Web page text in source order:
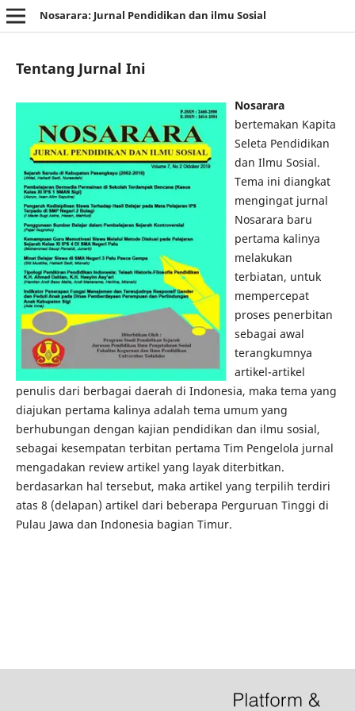
Nosarara: Jurnal Pendidikan dan ilmu Sosial
Tentang Jurnal Ini
Nosarara
bertemakan Kapita
Seleta Pendidikan
dan Ilmu Sosial.
Tema ini diangkat
mengingat jurnal
Nosarara baru
pertama kalinya
melakukan
terbiatan, untuk
mempercepat
proses penerbitan
sebagai awal
terangkumnya
artikel-artikel
penulis dari berbagai daerah di Indonesia, maka tema yang
diajukan pertama kalinya adalah tema umum yang
berhubungan dengan kajian pendidikan dan ilmu sosial,
sebagai kesempatan terbitan pertama Tim Pengelola jurnal
mengadakan review artikel yang layak diterbitkan.
berdasarkan hal tersebut, maka artikel yang terpilih terdiri
atas 8 (delapan) artikel dari beberapa Perguruan Tinggi di
Pulau Jawa dan Indonesia bagian Timur.